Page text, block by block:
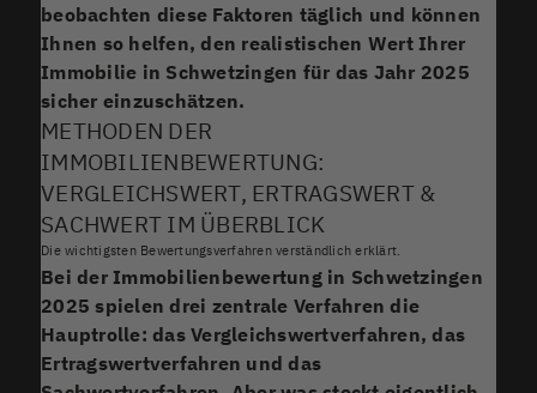
beobachten diese Faktoren täglich und können
Ihnen so helfen, den realistischen Wert Ihrer
Immobilie in Schwetzingen für das Jahr 2025
sicher einzuschätzen.
METHODEN DER
IMMOBILIENBEWERTUNG:
VERGLEICHSWERT, ERTRAGSWERT &
SACHWERT IM ÜBERBLICK
Die wichtigsten Bewertungsverfahren verständlich erklärt.
Bei der Immobilienbewertung in Schwetzingen
2025 spielen drei zentrale Verfahren die
Hauptrolle: das Vergleichswertverfahren, das
Ertragswertverfahren und das